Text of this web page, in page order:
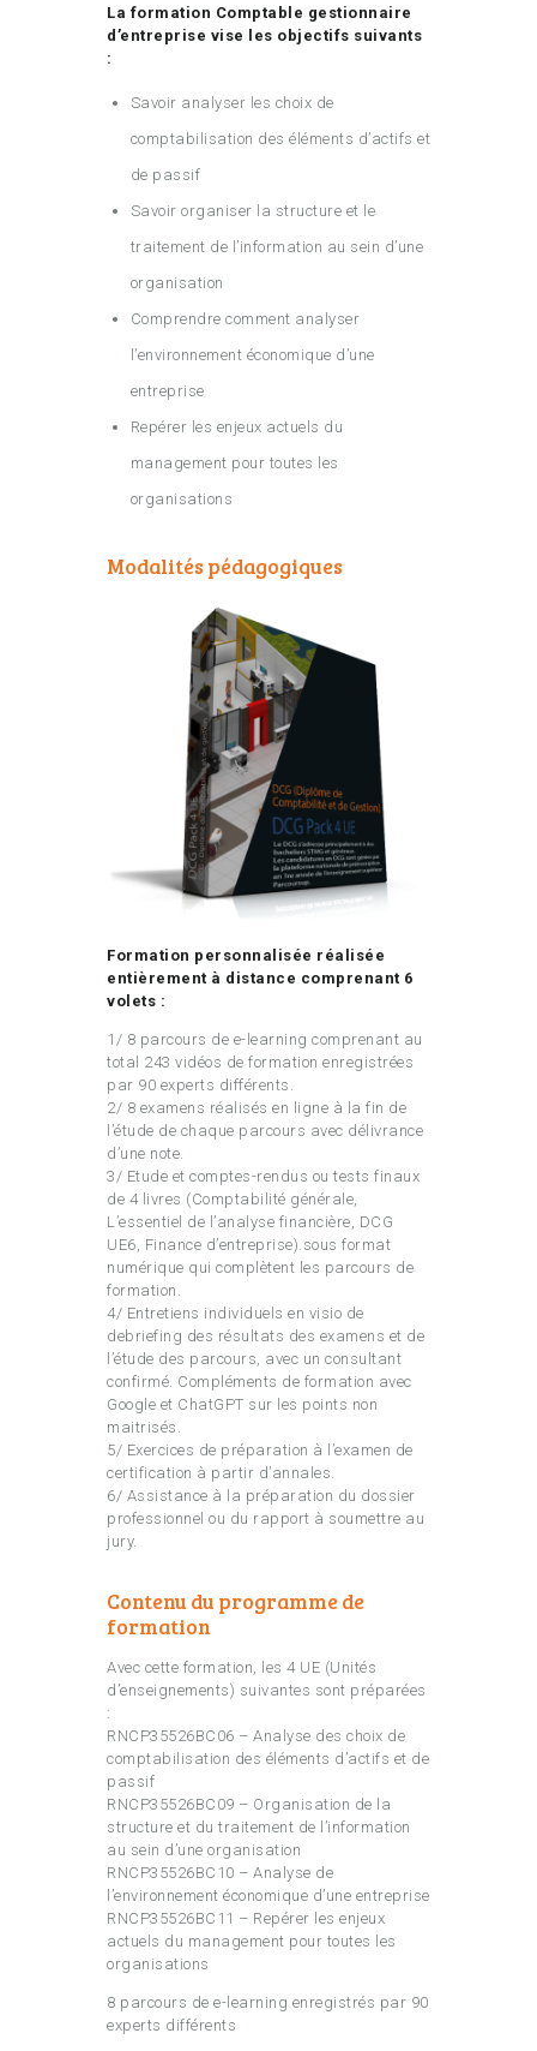
La formation Comptable gestionnaire
d’entreprise vise les objectifs suivants
:
Savoir analyser les choix de
comptabilisation des éléments d’actifs et
de passif
Savoir organiser la structure et le
traitement de l’information au sein d’une
organisation
Comprendre comment analyser
l’environnement économique d’une
entreprise
Repérer les enjeux actuels du
management pour toutes les
organisations
Modalités pédagogiques
Formation personnalisée réalisée
entièrement à distance comprenant 6
volets :
1/ 8 parcours de e-learning comprenant au
total 243 vidéos de formation enregistrées
par 90 experts différents.
2/ 8 examens réalisés en ligne à la fin de
l’étude de chaque parcours avec délivrance
d’une note.
3/ Etude et comptes-rendus ou tests finaux
de 4 livres (Comptabilité générale,
L’essentiel de l’analyse financière, DCG
UE6, Finance d’entreprise).sous format
numérique qui complètent les parcours de
formation.
4/ Entretiens individuels en visio de
debriefing des résultats des examens et de
l’étude des parcours, avec un consultant
confirmé. Compléments de formation avec
Google et ChatGPT sur les points non
maitrisés.
5/ Exercices de préparation à l’examen de
certification à partir d’annales.
6/ Assistance à la préparation du dossier
professionnel ou du rapport à soumettre au
jury.
Contenu du programme de
formation
Avec cette formation, les 4 UE (Unités
d’enseignements) suivantes sont préparées
:
RNCP35526BC06 – Analyse des choix de
comptabilisation des éléments d’actifs et de
passif
RNCP35526BC09 – Organisation de la
structure et du traitement de l’information
au sein d’une organisation
RNCP35526BC10 – Analyse de
l’environnement économique d’une entreprise
RNCP35526BC11 – Repérer les enjeux
actuels du management pour toutes les
organisations
8 parcours de e-learning enregistrés par 90
experts différents